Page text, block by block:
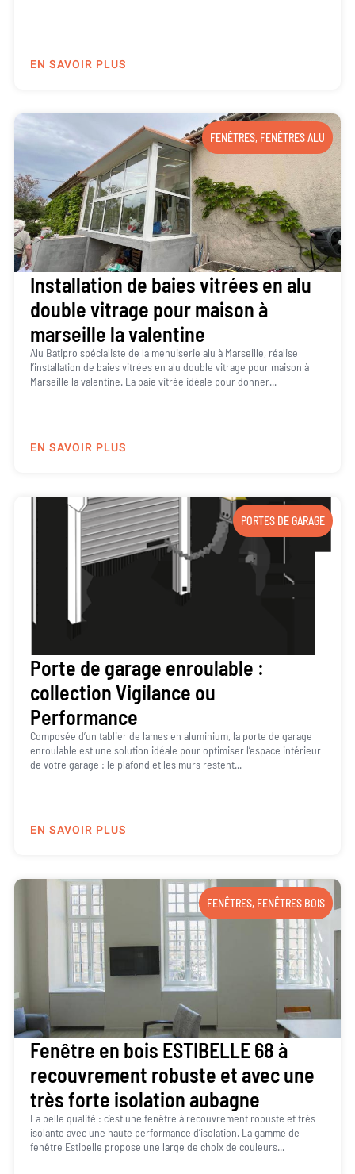
EN SAVOIR PLUS
FENÊTRES, FENÊTRES ALU
Installation de baies vitrées en alu
double vitrage pour maison à
marseille la valentine
Alu Batipro spécialiste de la menuiserie alu à Marseille, réalise
l’installation de baies vitrées en alu double vitrage pour maison à
Marseille la valentine. La baie vitrée idéale pour donner...
EN SAVOIR PLUS
PORTES DE GARAGE
Porte de garage enroulable :
collection Vigilance ou
Performance
Composée d’un tablier de lames en aluminium, la porte de garage
enroulable est une solution idéale pour optimiser l’espace intérieur
de votre garage : le plafond et les murs restent...
EN SAVOIR PLUS
FENÊTRES, FENÊTRES BOIS
Fenêtre en bois ESTIBELLE 68 à
recouvrement robuste et avec une
très forte isolation aubagne
La belle qualité : c’est une fenêtre à recouvrement robuste et très
isolante avec une haute performance d’isolation. La gamme de
fenêtre Estibelle propose une large de choix de couleurs...